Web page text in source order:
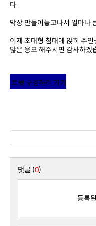
다.
막상 만들어놓고나서 얼마나
이제 초대형 침대에 앉히 주인
많은 응모 해주시면 감사하겠
트윗 구경하러 가기
댓글 (0)
등록